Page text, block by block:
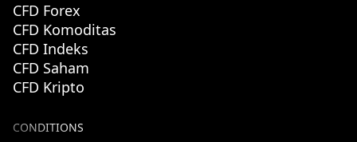
CFD Forex
CFD Komoditas
CFD Indeks
CFD Saham
CFD Kripto
CONDITIONS